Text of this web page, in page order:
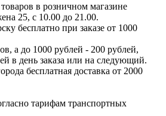
в розничном магазине
25, с 10.00 до 21.00.
бесплатно при заказе от 1000
а до 1000 рублей - 200 рублей,
в день заказа или на следующий.
бесплатная доставка от 2000
тарифам транспортных